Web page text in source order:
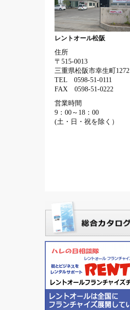
レントオール松阪
住所
〒515-0013
三重県松阪市幸生町1272
TEL 0598-51-0111
FAX 0598-51-0222
営業時間
9：00～18：00
(土・日・祝を除く）